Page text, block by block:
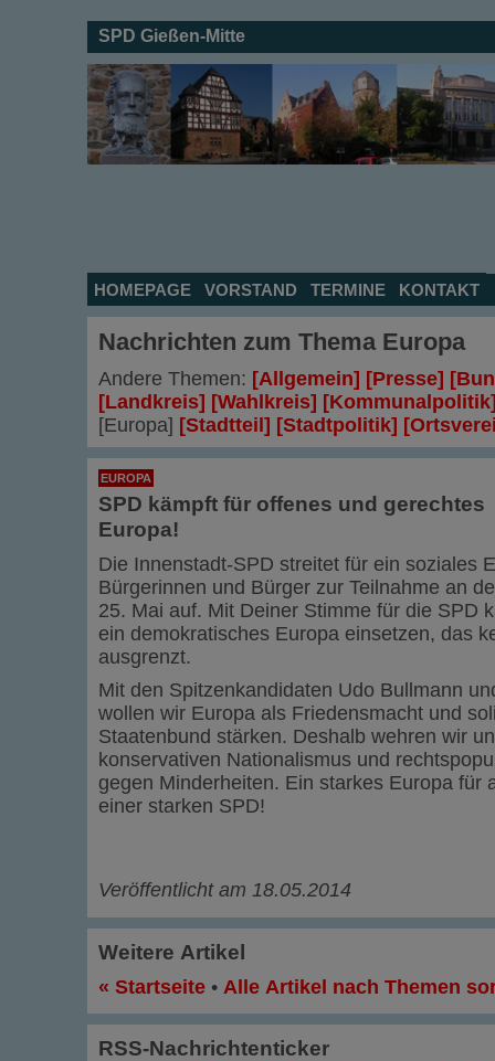
SPD Gießen-Mitte
HOMEPAGE VORSTAND TERMINE KONTAKT
Nachrichten zum Thema Europa
Andere Themen: [Allgemein] [Presse]
[Landkreis] [Wahlkreis]
[Europa] [Stadtteil] [Stadtpolitik]
EUROPA
SPD kämpft für offenes und gerechtes
Europa!
Die Innenstadt-SPD streitet für ein soziales
Bürgerinnen und Bürger zur Teilnahme an
25. Mai auf. Mit Deiner Stimme für die SPD
ein demokratisches Europa einsetzen, das
ausgrenzt.
Mit den Spitzenkandidaten Udo Bullmann
wollen wir Europa als Friedensmacht und
Staatenbund stärken. Deshalb wehren wir
konservativen Nationalismus und
gegen Minderheiten. Ein starkes Europa für
einer starken SPD!
Veröffentlicht am 18.05.2014
Weitere Artikel
« Startseite • Alle Artikel nach Themen
RSS-Nachrichtenticker